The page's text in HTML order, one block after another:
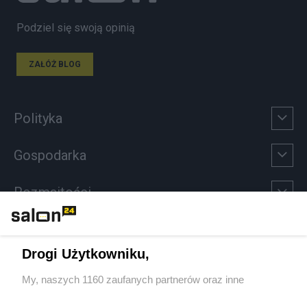
Podziel się swoją opinią
ZAŁÓŻ BLOG
Polityka
Gospodarka
Rozmaitości
Sport
Drogi Użytkowniku,
My, naszych 1160 zaufanych partnerów oraz inne